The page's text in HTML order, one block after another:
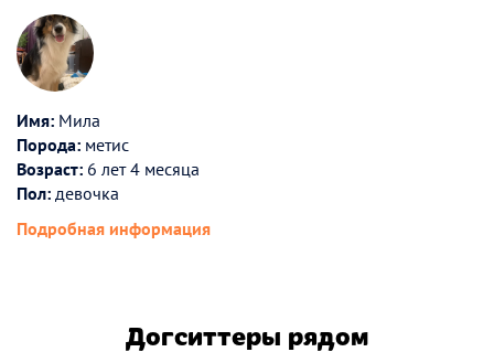
Имя: Мила
Порода: метис
Возраст: 6 лет 4 месяца
Пол: девочка
Подробная информация
Догситтеры рядом